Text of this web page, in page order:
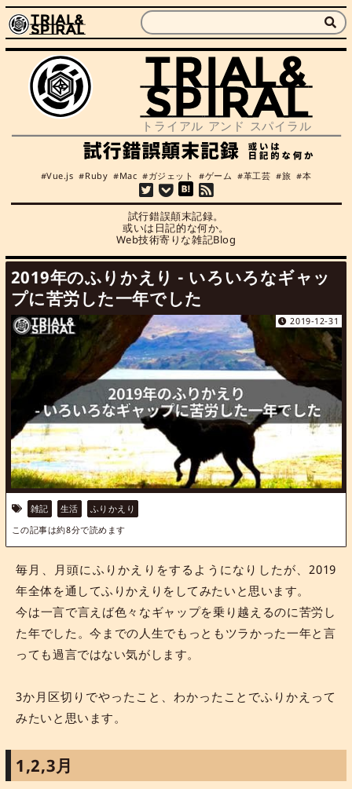
試行錯誤顛末記録。
或いは日記的な何か。
Web技術寄りな雑記Blog
Vue.js Ruby Mac ガジェット ゲーム 革工芸 旅 本
2019年のふりかえり - いろいろなギャッ
プに苦労した一年でした
2019-12-31
雑記 生活
ふりかえり
この記事は約8分で読めます
毎月、月頭にふりかえりをするようになりしたが、2019
年全体を通してふりかえりをしてみたいと思います。
今は一言で言えば色々なギャップを乗り越えるのに苦労し
た年でした。今までの人生でもっともツラかった一年と言
っても過言ではない気がします。
3か月区切りでやったこと、わかったことでふりかえって
みたいと思います。
1,2,3月